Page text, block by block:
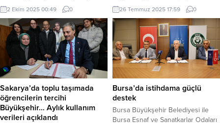
Haftası kapsamında gençlerle bir
araya geldi. Bilecik İl Emniyet
Müdürlüğü Toplum Destekli Polislik
Şube Müdürlüğü, Avrupa Spor
Haftası etkinlikleri çerçevesinde
düzenlenen bisiklet turunda
gençlerle buluştu. Polis
ekipleri hem etkinliğe destek verdi
hem de sporun ve sağlıklı yaşamın
önemine dikkat...
2 Ekim 2025 00:49 0
Lokantası’nı ziyaret ederek
çalışanlarla ve vatandaşlarla sohbet
etti. ESKİŞEHİR (İGFA) – Eskişehir
Büyükşehir Belediye Başkanı Ayşe
Ünlüce, Hacı Ali Bey Mahallesi’ne
taşınan Kent Lokantası’nı ziyaret
etti. Lokantada çalışan personelle
ve yemek sırasındaki vatandaşlarla
birebir sohbet eden Ünlüce ’ye
CHP Büyükşehir Meclis Üyesi...
26 Temmuz 2025 17:59 0
Sakarya’da toplu taşımada
öğrencilerin tercihi
Büyükşehir… Aylık kullanım
verileri açıklandı
Bursa’da istihdama güçlü
destek
Bursa Büyükşehir Belediyesi ile
Bursa Esnaf ve Sanatkarlar Odaları